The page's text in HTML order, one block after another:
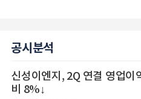
공시분석
신성이엔지, 2Q 연결 영업이
비 8%↓